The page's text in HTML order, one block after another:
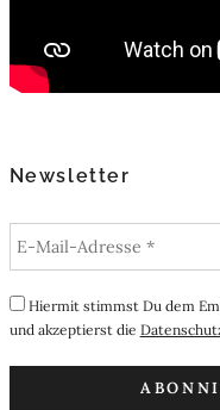
Newsletter
Hiermit stimmst Du dem
und akzeptierst die